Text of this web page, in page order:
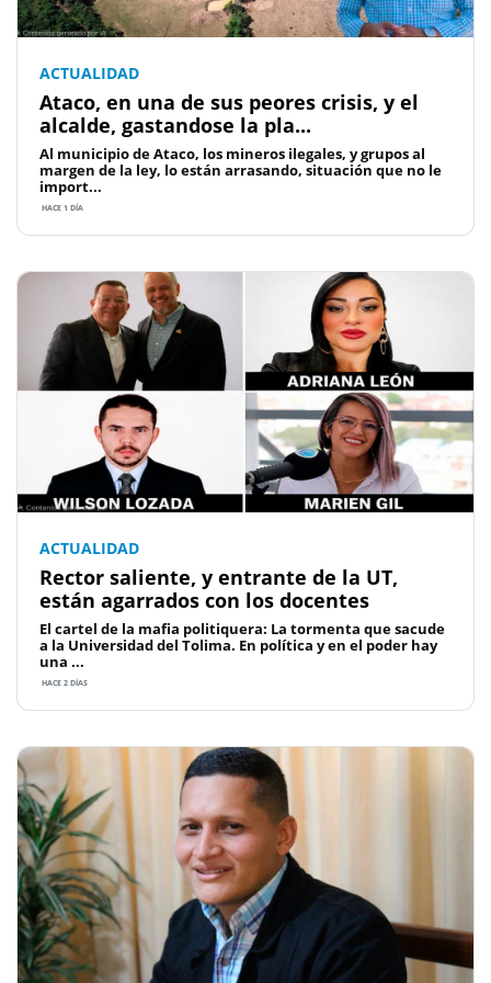
ACTUALIDAD
Ataco, en una de sus peores crisis, y el
alcalde, gastandose la pla...
Al municipio de Ataco, los mineros ilegales, y grupos al
margen de la ley, lo están arrasando, situación que no le
import...
HACE 1 DÍA
ACTUALIDAD
Rector saliente, y entrante de la UT,
están agarrados con los docentes
El cartel de la mafia politiquera: La tormenta que sacude
a la Universidad del Tolima. En política y en el poder hay
una ...
HACE 2 DÍAS